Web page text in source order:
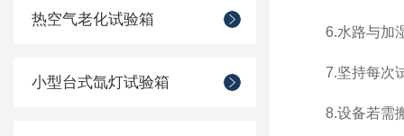
热空气老化试验箱
小型台式氙灯试验箱
6.水路与加
7.坚持每次
8.设备若需